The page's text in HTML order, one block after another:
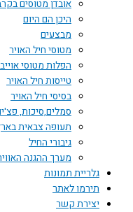
אובדן מטוסים
היכן הם היום
מבצעים
מטוסי חיל האויר
הפלות מטוסי אוייב
טייסות חיל האויר
בסיסי חיל האויר
סמלים,סיכות,
תעופה צבאית
גיבורי החיל
מערך ההגנה
גלריית תמונות
תירמו לאתר
יצירת קשר